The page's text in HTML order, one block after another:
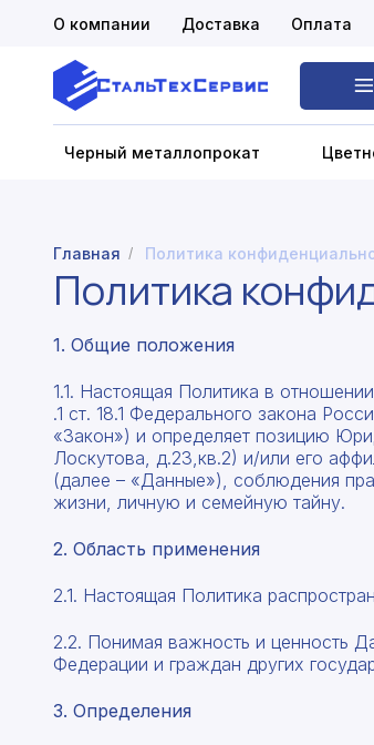
Черный металлопрокат
О компании Доставка Оплата
Черный металлопрокат
Цветной металлопрокат
Нержавеющий металлопрокат
Запорная арматура
Сетка металлическая
Профнастил
Поликарбонат
Теплоизоляция для труб
Композитная арматура
Главная / Политика
Политика
1. Общие положения
1.1. Настоящая Политика в
.1 ст. 18.1 Федерального закона
«Закон») и определяет позицию
Лоскутова, д.23,кв.2) и/или его
(далее – «Данные»), соблюдения
жизни, личную и семейную тайну.
2. Область применения
2.1. Настоящая Политика
2.2. Понимая важность и ценность
Федерации и граждан других
3. Определения